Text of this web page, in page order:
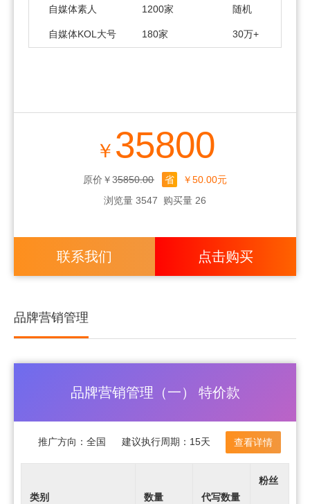
自媒体素人 1200家 随机
自媒体KOL大号 180家 30万+
￥ 35800
原价￥35850.00 省
￥50.00元
浏览量 3547
购买量 26
联系我们 点击购买
品牌营销管理
品牌营销管理（一） 特价款
推广方向： 全国 建议执行周期： 15天 查看详情
类别 数量 代写数量
粉丝